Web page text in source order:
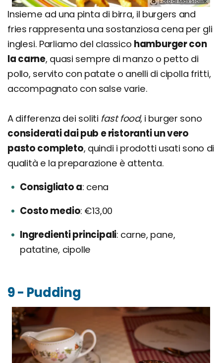
Insieme ad una pinta di birra, il burgers and
fries rappresenta una sostanziosa cena per gli
inglesi. Parliamo del classico hamburger con
la carne, quasi sempre di manzo o petto di
pollo, servito con patate o anelli di cipolla fritti,
accompagnato con salse varie.
A differenza dei soliti fast food, i burger sono
considerati dai pub e ristoranti un vero
pasto completo, quindi i prodotti usati sono di
qualità e la preparazione è attenta.
Consigliato a cena
Costo medio €13,00
Ingredienti principali carne, pane,
patatine, cipolle
9 - Pudding